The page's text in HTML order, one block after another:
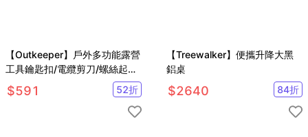
【Outkeeper】戶外多功能露營
工具鑰匙扣/電纜剪刀/螺絲起子/
電線鉗
$591 52折
【Treewalker】便攜升降大黑
鋁桌
$2640 84折